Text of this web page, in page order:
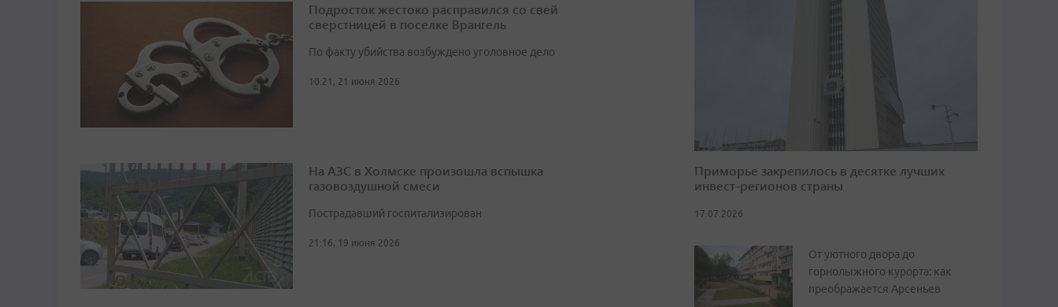
Подросток жестоко расправился со свей
сверстницей в поселке Врангель
По факту убийства возбуждено уголовное дело
10:21, 21 июня 2026
На АЗС в Холмске произошла вспышка
газовоздушной смеси
Пострадавший госпитализирован
21:16, 19 июня 2026
Приморье закрепилось в десятке лучших
инвест-регионов страны
17.07.2026
От уютного двора до
горнолыжного курорта: как
преображается Арсеньев